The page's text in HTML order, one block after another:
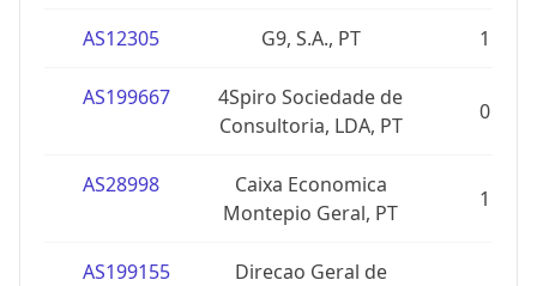
AS12305 G9, S.A., PT 1
AS199667
4Spiro Sociedade de
Consultoria, LDA, PT
0
AS28998
Caixa Economica
Montepio Geral, PT
1
AS199155
Direcao Geral de